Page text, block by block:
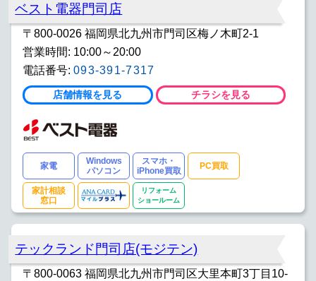
ベスト電器門司店
〒800-0026 福岡県北九州市門司区梅ノ木町2-1
営業時間: 10:00～20:00
電話番号: 093-391-7317
店舗情報を見る チラシを見る
家電
Windows
パソコン
スマホ・
iPhone買取
PC買取
家計相談
窓口
リフォーム
ショールーム
テックランド門司店(モジテン)
〒800-0063 福岡県北九州市門司区大里本町3丁目10-